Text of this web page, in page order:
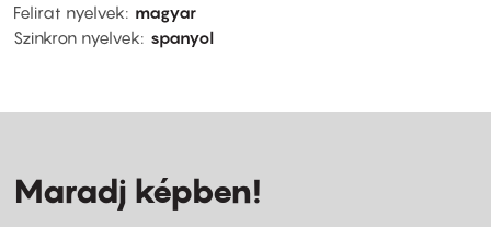
Felirat nyelvek
magyar
Szinkron nyelvek
spanyol
Maradj képben!